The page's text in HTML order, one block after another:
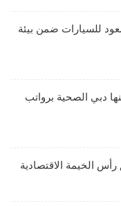
للسيارات ضمن بيئة
دبي الصحية برواتب
الخيمة الاقتصادية